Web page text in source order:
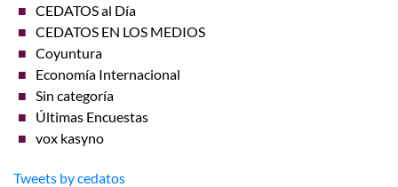
CEDATOS al Día
CEDATOS EN LOS MEDIOS
Coyuntura
Economía Internacional
Sin categoría
Últimas Encuestas
vox kasyno
Tweets by cedatos